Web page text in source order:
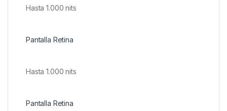
Hasta 1.000 nits
Pantalla Retina
Hasta 1.000 nits
Pantalla Retina